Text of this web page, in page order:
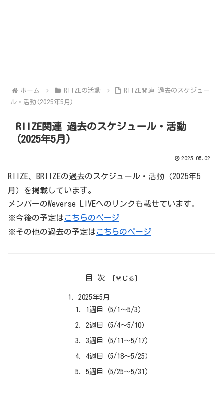
ホーム RIIZEの活動
RIIZE関連 過去のスケジュー
ル・活動(2025年5月)
RIIZE関連 過去のスケジュール・活動
(2025年5月)
2025.05.02
RIIZE、BRIIZEの過去のスケジュール・活動（2025年5
月）を掲載しています。
メンバーのWeverse LIVEへのリンクも載せています。
※今後の予定はこちらのページ
※その他の過去の予定はこちらのページ
目次
2025年5月
1週目（5/1～5/3）
2週目（5/4～5/10）
3週目（5/11～5/17）
4週目（5/18～5/25）
5週目（5/25～5/31）